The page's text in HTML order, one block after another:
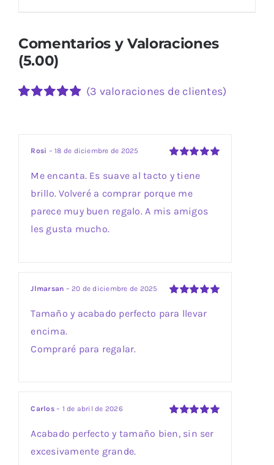
Comentarios y Valoraciones
(5.00)
valoraciones
(3 valoraciones de clientes)
con5de 5
Rosi – 18 de diciembre de 2025
Me encanta. Es suave al tacto y tiene
brillo. Volveré a comprar porque me
parece muy buen regalo. A mis amigos
les gusta mucho.
con
5de 5
Jlmarsan – 20 de diciembre de 2025
Tamaño y acabado perfecto para llevar
encima.
Compraré para regalar.
con5de 5
Carlos– 1 de abril de 2026
Acabado perfecto y tamaño bien, sin ser
excesivamente grande.